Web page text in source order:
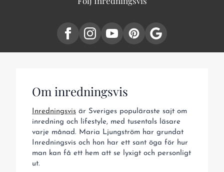
Om inredningsvis
Inredningsvis är Sveriges populäraste sajt om
inredning och lifestyle, med tusentals läsare
varje månad. Maria Ljungström har grundat
Inredningsvis och hon har ett sant öga för hur
man kan få ett hem att se lyxigt och personligt
ut.